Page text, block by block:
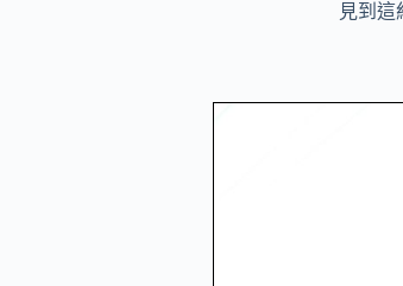
見到